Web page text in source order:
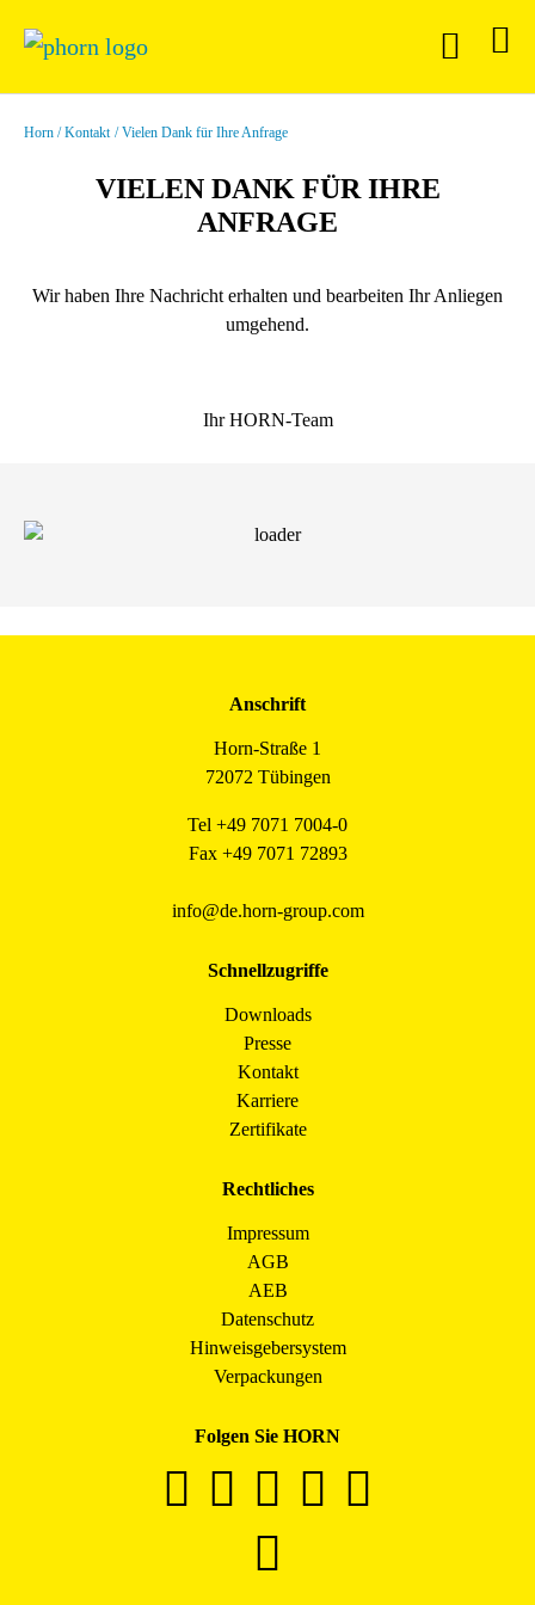
Horn Kontakt Vielen Dank für Ihre Anfrage
VIELEN DANK FÜR IHRE
ANFRAGE
Wir haben Ihre Nachricht erhalten und bearbeiten Ihr Anliegen
umgehend.
Ihr HORN-Team
Anschrift
Horn-Straße 1
72072 Tübingen
Tel +49 7071 7004-0
Fax +49 7071 72893
info@de.horn-group.com
Schnellzugriffe
Downloads
Presse
Kontakt
Karriere
Zertifikate
Rechtliches
Impressum
AGB
AEB
Datenschutz
Hinweisgebersystem
Verpackungen
Folgen Sie HORN